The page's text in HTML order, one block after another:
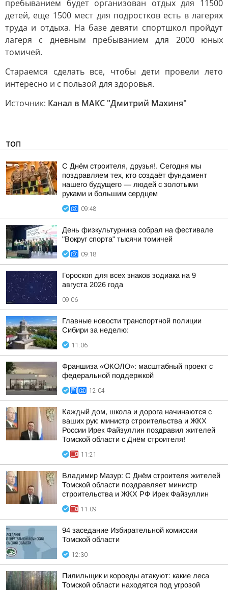
пребыванием будет организован отдых для 11500
детей, еще 1500 мест для подростков есть в лагерях
труда и отдыха. На базе девяти спортшкол пройдут
лагеря с дневным пребыванием для 2000 юных
томичей.
Стараемся сделать все, чтобы дети провели лето
интересно и с пользой для здоровья.
Источник: Канал в МАКС "Дмитрий Махиня"
ТОП
С Днём строителя, друзья!. Сегодня мы
поздравляем тех, кто создаёт фундамент
нашего будущего — людей с золотыми
руками и большим сердцем
09:48
День физкультурника собрал на фестивале
"Вокруг спорта" тысячи томичей
09:18
Гороскоп для всех знаков зодиака на 9
августа 2026 года
09:06
Главные новости транспортной полиции
Сибири за неделю:
11:06
Франшиза «ОКОЛО»: масштабный проект с
федеральной поддержкой
12:04
Каждый дом, школа и дорога начинаются с
ваших рук: министр строительства и ЖКХ
России Ирек Файзуллин поздравил жителей
Томской области с Днём строителя!
11:21
Владимир Мазур: С Днём строителя жителей
Томской области поздравляет министр
строительства и ЖКХ РФ Ирек Файзуллин
11:09
94 заседание Избирательной комиссии
Томской области
12:30
Пилильщик и короеды атакуют: какие леса
Томской области находятся под угрозой